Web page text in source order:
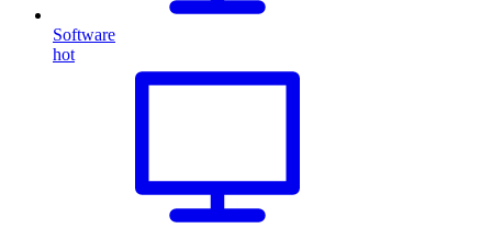
Software
hot